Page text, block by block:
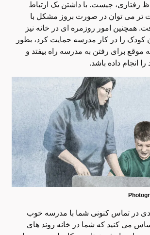
رفتاری، چیست. با داشتن یک ارتباط
تر می توان در صورت بروز مشکل با
همچنین امور روزمره ای در خانه نیز
کودک را در کار مدرسه حمایت کرد، بطور
موقع برای رفتن به مدرسه راه بیفتد و
انجام داده باشد.
در تماس کنونی شما با مدرسه خوب
می کنید که شما در خانه روند های